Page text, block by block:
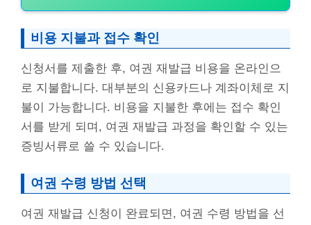
비용 지불과 접수 확인
신청서를 제출한 후, 여권 재발급 비용을 온라인으
로 지불합니다. 대부분의 신용카드나 계좌이체로 지
불이 가능합니다. 비용을 지불한 후에는 접수 확인
서를 받게 되며, 여권 재발급 과정을 확인할 수 있는
증빙서류로 쓸 수 있습니다.
여권 수령 방법 선택
여권 재발급 신청이 완료되면, 여권 수령 방법을 선